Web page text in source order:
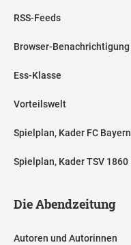
RSS-Feeds
Browser-Benachrichtigung
Ess-Klasse
Vorteilswelt
Spielplan, Kader FC Bayern
Spielplan, Kader TSV 1860
Die Abendzeitung
Autoren und Autorinnen